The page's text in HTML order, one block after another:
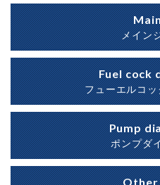
メイン
Fuel cock
フューエルコ
Pump
ポンプダ